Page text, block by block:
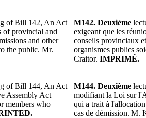
of Bill 142, An Act
of provincial and
and other
the public. Mr.
M142. Deuxième
exigeant que les
conseils provinciaux
organismes publics
Craitor. IMPRIMÉ.
of Bill 144, An Act
Assembly Act
members who
M144. Deuxième
modifiant la Loi sur
qui a trait à
cas de démission. M.